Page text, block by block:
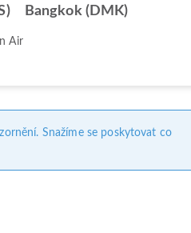
Bangkok (DMK)
Air
Snažíme se poskytovat co